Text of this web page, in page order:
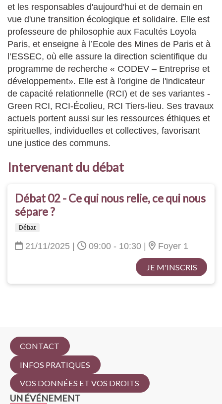
et les responsables d'aujourd'hui et de demain en
vue d'une transition écologique et solidaire. Elle est
professeure de philosophie aux Facultés Loyola
Paris, et enseigne à l’Ecole des Mines de Paris et à
l’ESSEC, où elle assure la direction scientifique du
programme de recherche « CODEV – Entreprise et
développement». Elle est à l'origine de l'indicateur
de capacité relationnelle (RCI) et de ses variantes -
Green RCI, RCI-Écolieu, RCI Tiers-lieu. Ses travaux
actuels portent aussi sur les ressources éthiques et
spirituelles, individuelles et collectives, favorisant
une justice des communs.
Intervenant du débat
Débat 02 - Ce qui nous relie, ce qui nous
sépare ?
Débat
21/11/2025 09:00 - 10:30 Foyer 1
JE M'INSCRIS
CONTACT
INFOS PRATIQUES
VOS DONNÉES ET VOS DROITS
UN ÉVÉNEMENT